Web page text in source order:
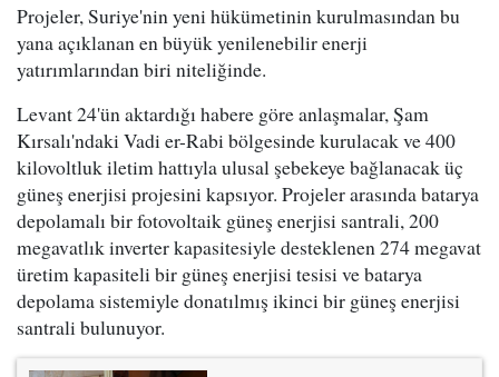
Projeler, Suriye'nin yeni hükümetinin kurulmasından bu
yana açıklanan en büyük yenilenebilir enerji
yatırımlarından biri niteliğinde.
Levant 24'ün aktardığı habere göre anlaşmalar, Şam
Kırsalı'ndaki Vadi er-Rabi bölgesinde kurulacak ve 400
kilovoltluk iletim hattıyla ulusal şebekeye bağlanacak üç
güneş enerjisi projesini kapsıyor. Projeler arasında batarya
depolamalı bir fotovoltaik güneş enerjisi santrali, 200
megavatlık inverter kapasitesiyle desteklenen 274 megavat
üretim kapasiteli bir güneş enerjisi tesisi ve batarya
depolama sistemiyle donatılmış ikinci bir güneş enerjisi
santrali bulunuyor.